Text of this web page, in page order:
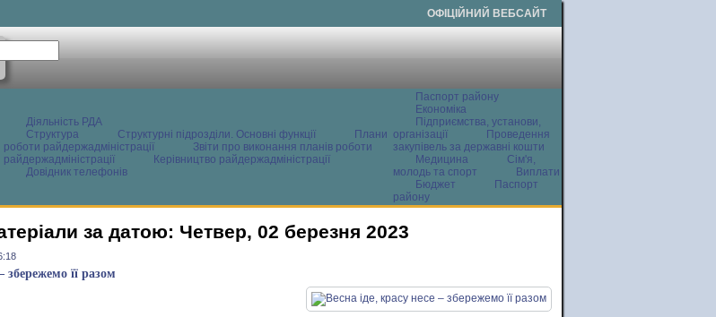
ОФІЦІЙНИЙ ВЕБСАЙТ
Діяльність РДА
Структура
Структурні підрозділи. Основні функції
Плани
роботи райдержадміністрації
Звіти про виконання планів роботи
райдержадміністрації
Керівництво райдержадміністрації
Довідник телефонів
Паспорт району
Економіка
Підприємства, установи,
організації
Проведення
закупівель за державні кошти
Медицина
Сім'я,
молодь та спорт
Виплати
Бюджет
Паспорт
району
за датою: Четвер, 02 березня 2023
збережемо її разом